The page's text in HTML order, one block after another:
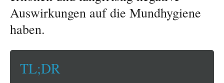
Auswirkungen auf die Mundhygiene
haben.
TL;DR